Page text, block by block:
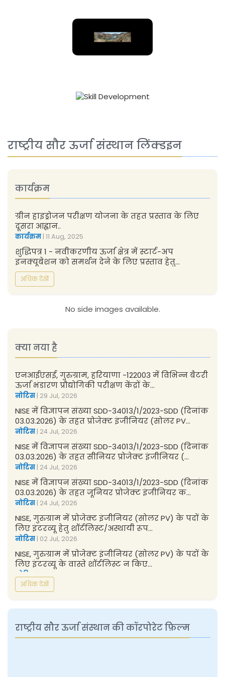
राष्ट्रीय सौर ऊर्जा संस्थान लिंक्डइन
कार्यक्रम
ग्रीन हाइड्रोजन परीक्षण योजना के तहत प्रस्ताव के लिए
दूसरा आह्वान..
कार्यक्रम | 11 Aug, 2025
शुद्धिपत्र 1 - नवीकरणीय ऊर्जा क्षेत्र में स्टार्ट-अप
इनक्यूबेशन को समर्थन देने के लिए प्रस्ताव हेतु...
कार्यक्रम| 06 Aug, 2025
सौर सेल और मॉड्यूल विनिर्माण पर प्रशिक्षण कार्यक्रम ...
अधिक देखें
No side images available.
क्या नया है
एनआईएसई, गुरुग्राम, हरियाणा -122003 में विभिन्न बैटरी
ऊर्जा भंडारण प्रौद्योगिकी परीक्षण केंद्रों के...
नोटिस | 29 Jul, 2026
NISE में विज्ञापन संख्या SDD-34013/1/2023-SDD (दिनांक
03.03.2026) के तहत प्रोजेक्ट इंजीनियर (सोलर PV...
नोटिस | 24 Jul, 2026
NISE में विज्ञापन संख्या SDD-34013/1/2023-SDD (दिनांक
03.03.2026) के तहत सीनियर प्रोजेक्ट इंजीनियर (...
नोटिस | 24 Jul, 2026
NISE में विज्ञापन संख्या SDD-34013/1/2023-SDD (दिनांक
03.03.2026) के तहत जूनियर प्रोजेक्ट इंजीनियर क...
नोटिस | 24 Jul, 2026
NISE, गुरुग्राम में प्रोजेक्ट इंजीनियर (सोलर PV) के पदों के
लिए इंटरव्यू हेतु शॉर्टलिस्ट/अस्थायी रूप...
नोटिस | 02 Jul, 2026
NISE, गुरुग्राम में प्रोजेक्ट इंजीनियर (सोलर PV) के पदों के
लिए इंटरव्यू के वास्ते शॉर्टलिस्ट न किए...
नोटिस | 02 Jul, 2026
NISE, गुरुग्राम में सीनियर प्रोजेक्ट इंजीनियर (इंडस्ट्रियल
नोटिस| 29 Jun, 2026
NISE, गुरुग्राम में सीनियर प्रोजेक्ट इंजीनियर (इंडस्ट्रियल
रिसर्च एंड टेक्निकल कंसल्टेंसी ग्रुप) के...
अधिक देखें
राष्ट्रीय सौर ऊर्जा संस्थान की कॉरपोरेट फ़िल्म